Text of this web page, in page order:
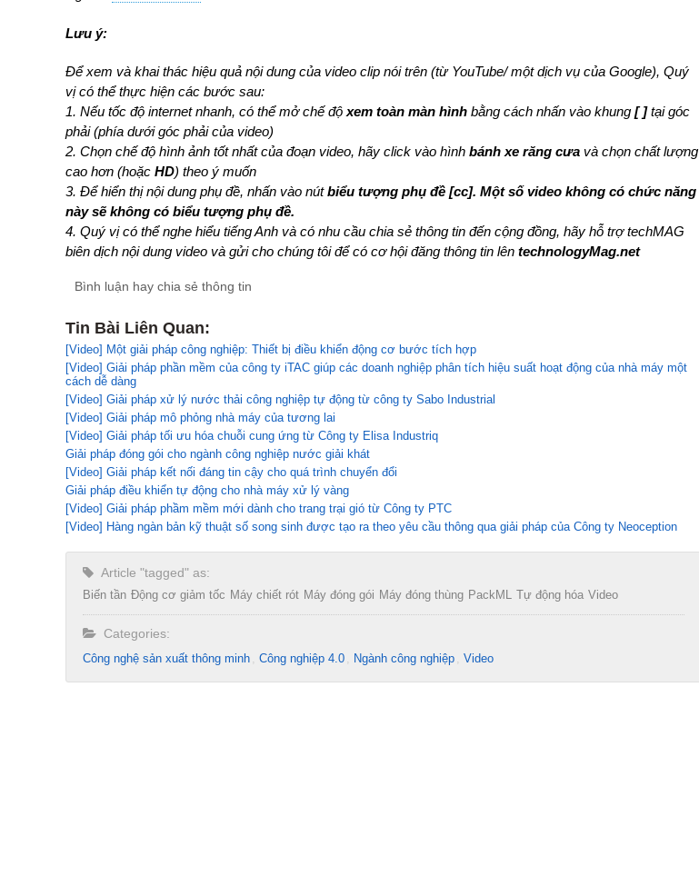
Lưu ý:
Để xem và khai thác hiệu quả nội dung của video clip nói trên (từ YouTube/ một dịch vụ của Google), Quý
vị có thể thực hiện các bước sau:
1. Nếu tốc độ internet nhanh, có thể mở chế độ xem toàn màn hình bằng cách nhấn vào khung [ ]tại góc
phải (phía dưới góc phải của video)
2. Chọn chế độ hình ảnh tốt nhất của đoạn video, hãy click vào hình bánh xe răng cưa và chọn chất lượng
cao hơn (hoặc HD) theo ý muốn
3. Để hiển thị nội dung phụ đề, nhấn vào nútbiểu tượng phụ đề [cc]. Một số video không có chức năng
này sẽ không có biểu tượng phụ đề.
4. Quý vị có thể nghe hiểu tiếng Anh và có nhu cầu chia sẻ thông tin đến cộng đồng, hãy hỗ trợ techMAG
biên dịch nội dung video và gửi cho chúng tôi để có cơ hội đăng thông tin lên technologyMag.net
Bình luận hay chia sẻ thông tin
Tin Bài Liên Quan:
[Video] Một giải pháp công nghiệp: Thiết bị điều khiển động cơ bước tích hợp
[Video] Giải pháp phần mềm của công ty iTAC giúp các doanh nghiệp phân tích hiệu suất hoạt động của nhà máy một
cách dễ dàng
[Video] Giải pháp xử lý nước thải công nghiệp tự động từ công ty Sabo Industrial
[Video] Giải pháp mô phỏng nhà máy của tương lai
[Video] Giải pháp tối ưu hóa chuỗi cung ứng từ Công ty Elisa Industriq
Giải pháp đóng gói cho ngành công nghiệp nước giải khát
[Video] Giải pháp kết nối đáng tin cậy cho quá trình chuyển đổi
Giải pháp điều khiển tự động cho nhà máy xử lý vàng
[Video] Giải pháp phầm mềm mới dành cho trang trại gió từ Công ty PTC
[Video] Hàng ngàn bản kỹ thuật số song sinh được tạo ra theo yêu cầu thông qua giải pháp của Công ty Neoception
Article "tagged" as:
Biến tần Động cơ giảm tốc Máy chiết rót Máy đóng gói Máy đóng thùng PackML Tự động hóa Video
Categories:
Công nghệ sản xuất thông minh Công nghiệp 4.0 Ngành công nghiệp Video